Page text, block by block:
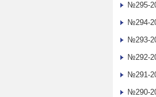
№295-
№294-
№293-
№292-
№291-
№290-